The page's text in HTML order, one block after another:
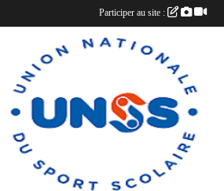
Participer au site :